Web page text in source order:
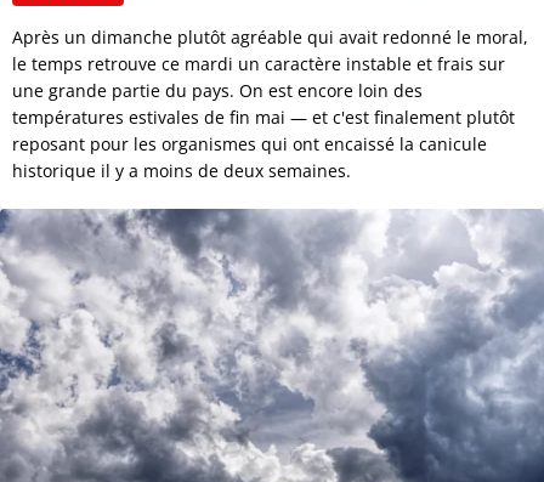
Après un dimanche plutôt agréable qui avait redonné le moral,
le temps retrouve ce mardi un caractère instable et frais sur
une grande partie du pays. On est encore loin des
températures estivales de fin mai — et c'est finalement plutôt
reposant pour les organismes qui ont encaissé la canicule
historique il y a moins de deux semaines.